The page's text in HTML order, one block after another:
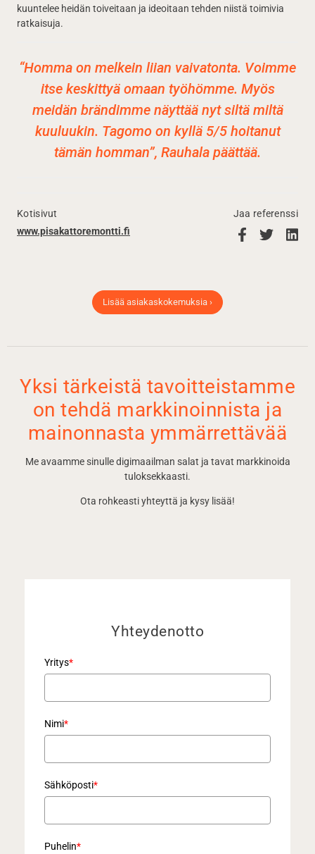
kuuntelee heidän toiveitaan ja ideoitaan tehden niistä toimivia
ratkaisuja.
“Homma on melkein liian vaivatonta. Voimme
itse keskittyä omaan työhömme. Myös
meidän brändimme näyttää nyt siltä miltä
kuuluukin. Tagomo on kyllä 5/5 hoitanut
tämän homman”, Rauhala päättää.
Kotisivut
www.pisakattoremontti.fi
Jaa referenssi
Lisää asiakaskokemuksia ›
Yksi tärkeistä tavoitteistamme
on tehdä markkinoinnista ja
mainonnasta ymmärrettävää
Me avaamme sinulle digimaailman salat ja tavat markkinoida
tuloksekkaasti.
Ota rohkeasti yhteyttä ja kysy lisää!
Yhteydenotto
Yritys*
Nimi*
Sähköposti*
Puhelin*